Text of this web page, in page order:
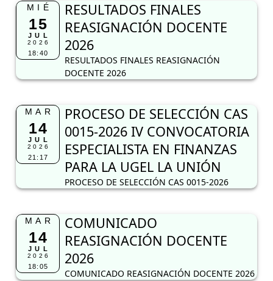
MIÉ
15
JUL
2026
18:40
RESULTADOS FINALES
REASIGNACIÓN DOCENTE
2026
RESULTADOS FINALES REASIGNACIÓN
DOCENTE 2026
MAR
14
JUL
2026
21:17
PROCESO DE SELECCIÓN CAS
0015-2026 IV CONVOCATORIA
ESPECIALISTA EN FINANZAS
PARA LA UGEL LA UNIÓN
PROCESO DE SELECCIÓN CAS 0015-2026
MAR
14
JUL
2026
18:05
COMUNICADO
REASIGNACIÓN DOCENTE
2026
COMUNICADO REASIGNACIÓN DOCENTE 2026